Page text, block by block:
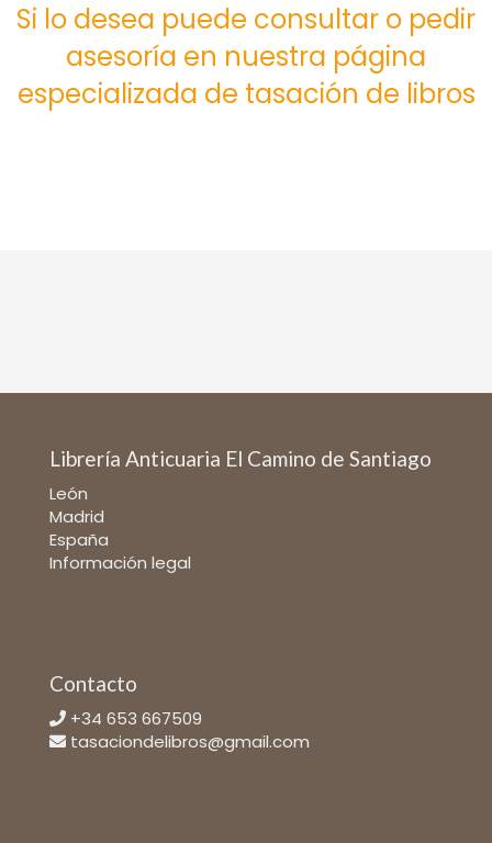
Si lo desea puede consultar o pedir
asesoría en nuestra página
especializada de tasación de libros
Librería Anticuaria El Camino de Santiago
León
Madrid
España
Información legal
Contacto
+34 653 667509
tasaciondelibros@gmail.com